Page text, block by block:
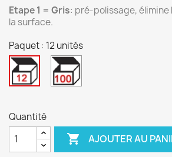
Etape 1 = Gris: pré-polissage, élimine
la surface.
Paquet : 12 unités
12
unités
Quantité
 AJOUTER AU